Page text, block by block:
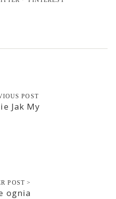
POST
Jak My
POST >
ognia